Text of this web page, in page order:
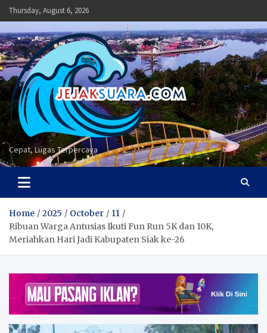
Skip
to
content
Thursday, August 6, 2026
Cepat, Lugas Terpercaya
Home 2025 October
11
Ribuan Warga Antusias Ikuti Fun Run 5K dan 10K,
Meriahkan Hari Jadi Kabupaten Siak ke-26